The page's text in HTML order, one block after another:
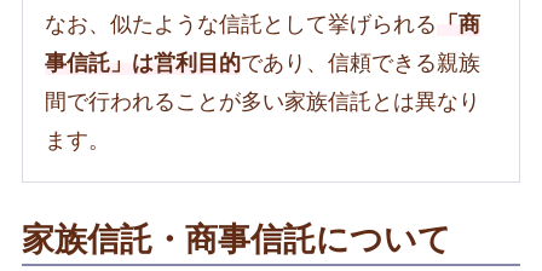
なお、似たような信託として挙げられる 「商
事信託」は営利目的であり、信頼できる親族
間で行われることが多い家族信託とは異なり
ます。
家族信託・商事信託について